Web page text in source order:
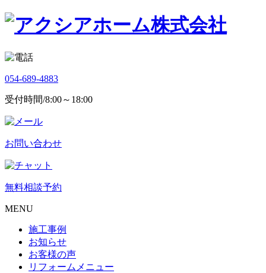
054-689-4883
受付時間/8:00～18:00
お問い合わせ
無料相談予約
MENU
施工事例
お知らせ
お客様の声
リフォームメニュー